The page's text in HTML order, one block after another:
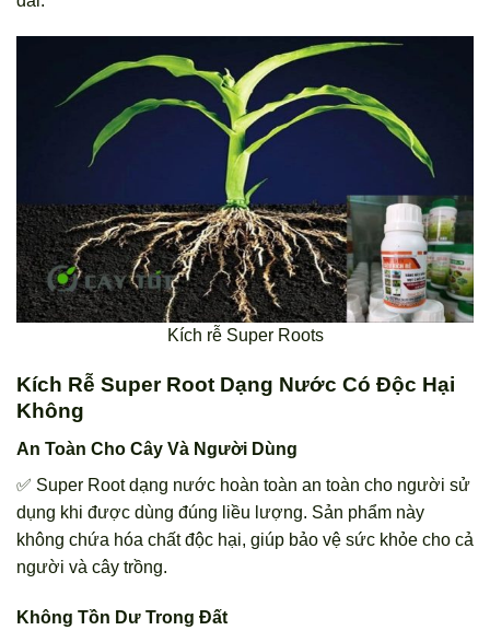
Kích rễ Super Roots
Kích Rễ Super Root Dạng Nước Có Độc Hại
Không
An Toàn Cho Cây Và Người Dùng
✅ Super Root dạng nước hoàn toàn an toàn cho người sử
dụng khi được dùng đúng liều lượng. Sản phẩm này
không chứa hóa chất độc hại, giúp bảo vệ sức khỏe cho cả
người và cây trồng.
Không Tồn Dư Trong Đất